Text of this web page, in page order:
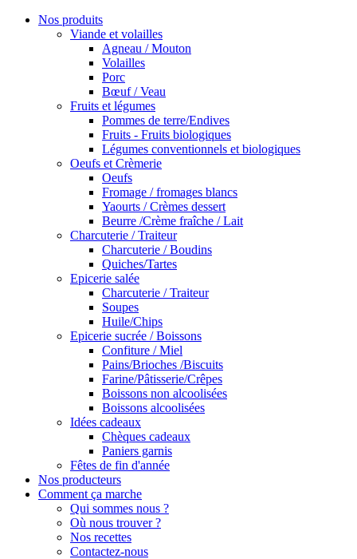
Nos produits
Viande et volailles
Agneau / Mouton
Volailles
Porc
Bœuf / Veau
Fruits et légumes
Pommes de terre/Endives
Fruits - Fruits biologiques
Légumes conventionnels et biologiques
Oeufs et Crèmerie
Oeufs
Fromage / fromages blancs
Yaourts / Crèmes dessert
Beurre /Crème fraîche / Lait
Charcuterie / Traiteur
Charcuterie / Boudins
Quiches/Tartes
Epicerie salée
Charcuterie / Traiteur
Soupes
Huile/Chips
Epicerie sucrée / Boissons
Confiture / Miel
Pains/Brioches /Biscuits
Farine/Pâtisserie/Crêpes
Boissons non alcoolisées
Boissons alcoolisées
Idées cadeaux
Chèques cadeaux
Paniers garnis
Fêtes de fin d'année
Nos producteurs
Comment ça marche
Qui sommes nous ?
Où nous trouver ?
Nos recettes
Contactez-nous